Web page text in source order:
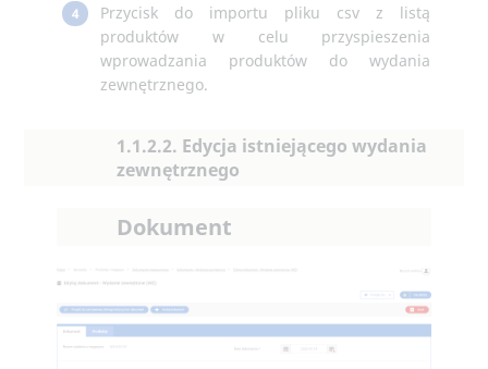
4
Przycisk do importu pliku csv z listą
produktów w celu przyspieszenia
wprowadzania produktów do wydania
zewnętrznego.
1.1.2.2. Edycja istniejącego wydania
zewnętrznego
Dokument